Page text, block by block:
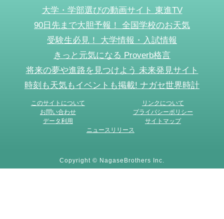
大学・学部選びの動画サイト 東進TV
90日先まで大胆予報！ 全国学校のお天気
受験生必見！ 大学情報・入試情報
きっと元気になる Proverb格言
将来の夢や進路を見つけよう 未来発見サイト
時刻も天気もイベントも掲載! ナガセ世界時計
このサイトについて
リンクについて
お問い合わせ
プライバシーポリシー
データ利用
サイトマップ
ニュースリリース
Copyright © NagaseBrothers Inc.